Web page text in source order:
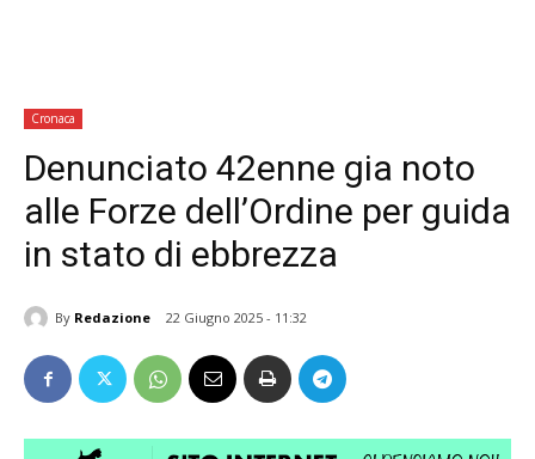
Cronaca
Denunciato 42enne gia noto
alle Forze dell’Ordine per guida
in stato di ebbrezza
By Redazione 22 Giugno 2025 - 11:32